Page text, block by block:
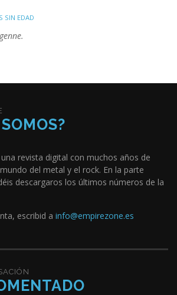
SIN EDAD
revista digital con muchos años de
del metal y el rock. En la parte
descargaros los últimos números de la
escribid a info@empirezone.es